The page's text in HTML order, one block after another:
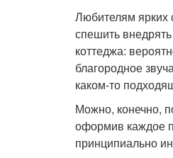
Любителям ярких
спешить
коттеджа:
благородное
каком-то
Можно, конечно,
оформив каждое
принципиально